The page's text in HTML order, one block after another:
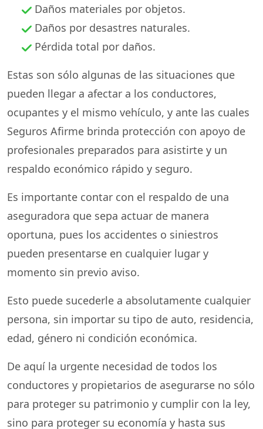
Daños materiales por objetos.
Daños por desastres naturales.
Pérdida total por daños.
Estas son sólo algunas de las situaciones que
pueden llegar a afectar a los conductores,
ocupantes y el mismo vehículo, y ante las cuales
Seguros Afirme brinda protección con apoyo de
profesionales preparados para asistirte y un
respaldo económico rápido y seguro.
Es importante contar con el respaldo de una
aseguradora que sepa actuar de manera
oportuna, pues los accidentes o siniestros
pueden presentarse en cualquier lugar y
momento sin previo aviso.
Esto puede sucederle a absolutamente cualquier
persona, sin importar su tipo de auto, residencia,
edad, género ni condición económica.
De aquí la urgente necesidad de todos los
conductores y propietarios de asegurarse no sólo
para proteger su patrimonio y cumplir con la ley,
sino para proteger su economía y hasta sus